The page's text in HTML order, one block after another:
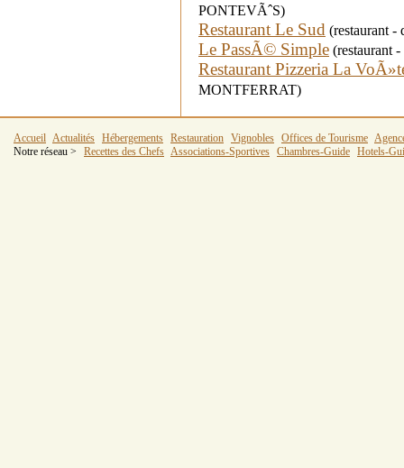
PONTEVÃˆS)
Restaurant Le Sud (restaurant
Le PassÃ© Simple (restaurant
Restaurant Pizzeria La
MONTFERRAT)
Accueil Actualités Hébergements Restauration Vignobles Offices de Tourisme
Notre réseau >
Recettes des Chefs Associations-Sportives Chambres-Guide Hotels-